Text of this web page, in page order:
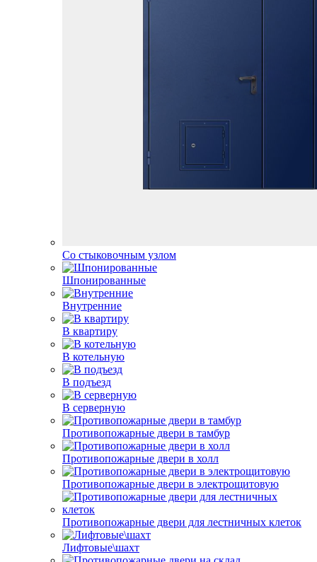
Со стыковочным узлом
Шпонированные
Внутренние
В квартиру
В котельную
В подъезд
В серверную
Противопожарные двери в тамбур
Противопожарные двери в холл
Противопожарные двери в электрощитовую
Противопожарные двери для лестничных клеток
Лифтовые\шахт